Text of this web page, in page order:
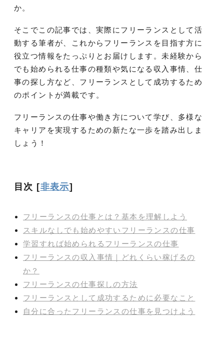
か。
そこでこの記事では、実際にフリーランスとして活
動する筆者が、これからフリーランスを目指す方に
役立つ情報をたっぷりとお届けします。未経験から
でも始められる仕事の種類や気になる収入事情、仕
事の探し方など、フリーランスとして成功するため
のポイントが満載です。
フリーランスの仕事や働き方について学び、多様な
キャリアを実現するための新たな一歩を踏み出しま
しょう！
目次 [非表示]
フリーランスの仕事とは？基本を理解しよう
スキルなしでも始めやすいフリーランスの仕事
学習すれば始められるフリーランスの仕事
フリーランスの収入事情｜どれくらい稼げるの
か？
フリーランスの仕事探しの方法
フリーランスとして成功するために必要なこと
自分に合ったフリーランスの仕事を見つけよう